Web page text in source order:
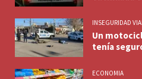
INSEGURIDAD
Un
tenía
ECONOMIA